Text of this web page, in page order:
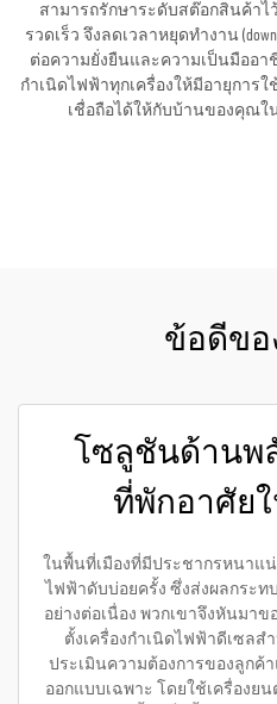
สามารถรักษาระดับสต๊อกสินค้าไ
รวดเร็ว จึงลดเวลาหยุดทำงาน
ต่อความยั่งยืนและความเป็นมืออา
กำเนิดไฟฟ้าทุกเครื่องให้มีอายุการ
เชื่อถือได้ให้กับบ้านของคุณ
ข้อดีขอ
โซลูชันด้านพ
ที่พักอาศัยใ
ในพื้นที่เมืองที่มีประชากรหนาแ
ไฟฟ้าดับบ่อยครั้ง ซึ่งส่งผลกระท
อย่างต่อเนื่อง พวกเขาจึงหันมาข
ตั้งเครื่องกำเนิดไฟฟ้าดีเซลส
ประเมินความต้องการของลูกค้
ออกแบบเฉพาะ โดยใช้เครื่องยน